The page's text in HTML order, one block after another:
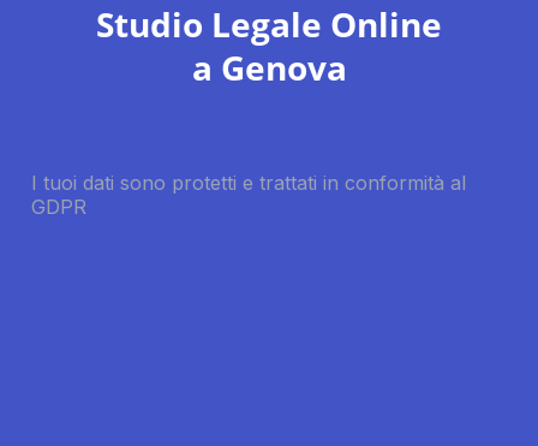
Studio Legale Online
a Genova